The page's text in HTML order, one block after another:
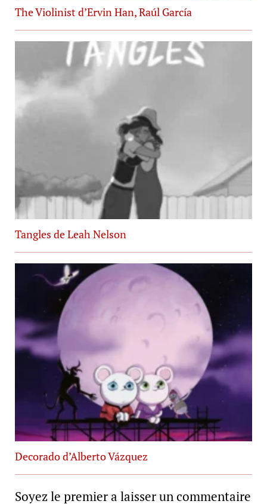
The Violinist d’Ervin Han, Raúl García
Tangles de Leah Nelson
Decorado d’Alberto Vázquez
Soyez le premier a laisser un commentaire